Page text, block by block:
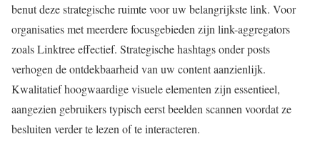
benut deze strategische ruimte voor uw belangrijkste link. Voor
organisaties met meerdere focusgebieden zijn link-aggregators
zoals Linktree effectief. Strategische hashtags onder posts
verhogen de ontdekbaarheid van uw content aanzienlijk.
Kwalitatief hoogwaardige visuele elementen zijn essentieel,
aangezien gebruikers typisch eerst beelden scannen voordat ze
besluiten verder te lezen of te interacteren.